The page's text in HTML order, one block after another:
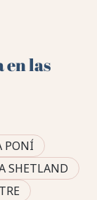
en las
PONÍ
SHETLAND